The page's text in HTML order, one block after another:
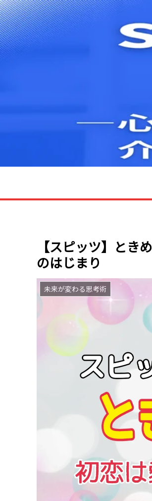
【スピッツ】とき
のはじまり
未来が変わる思考術